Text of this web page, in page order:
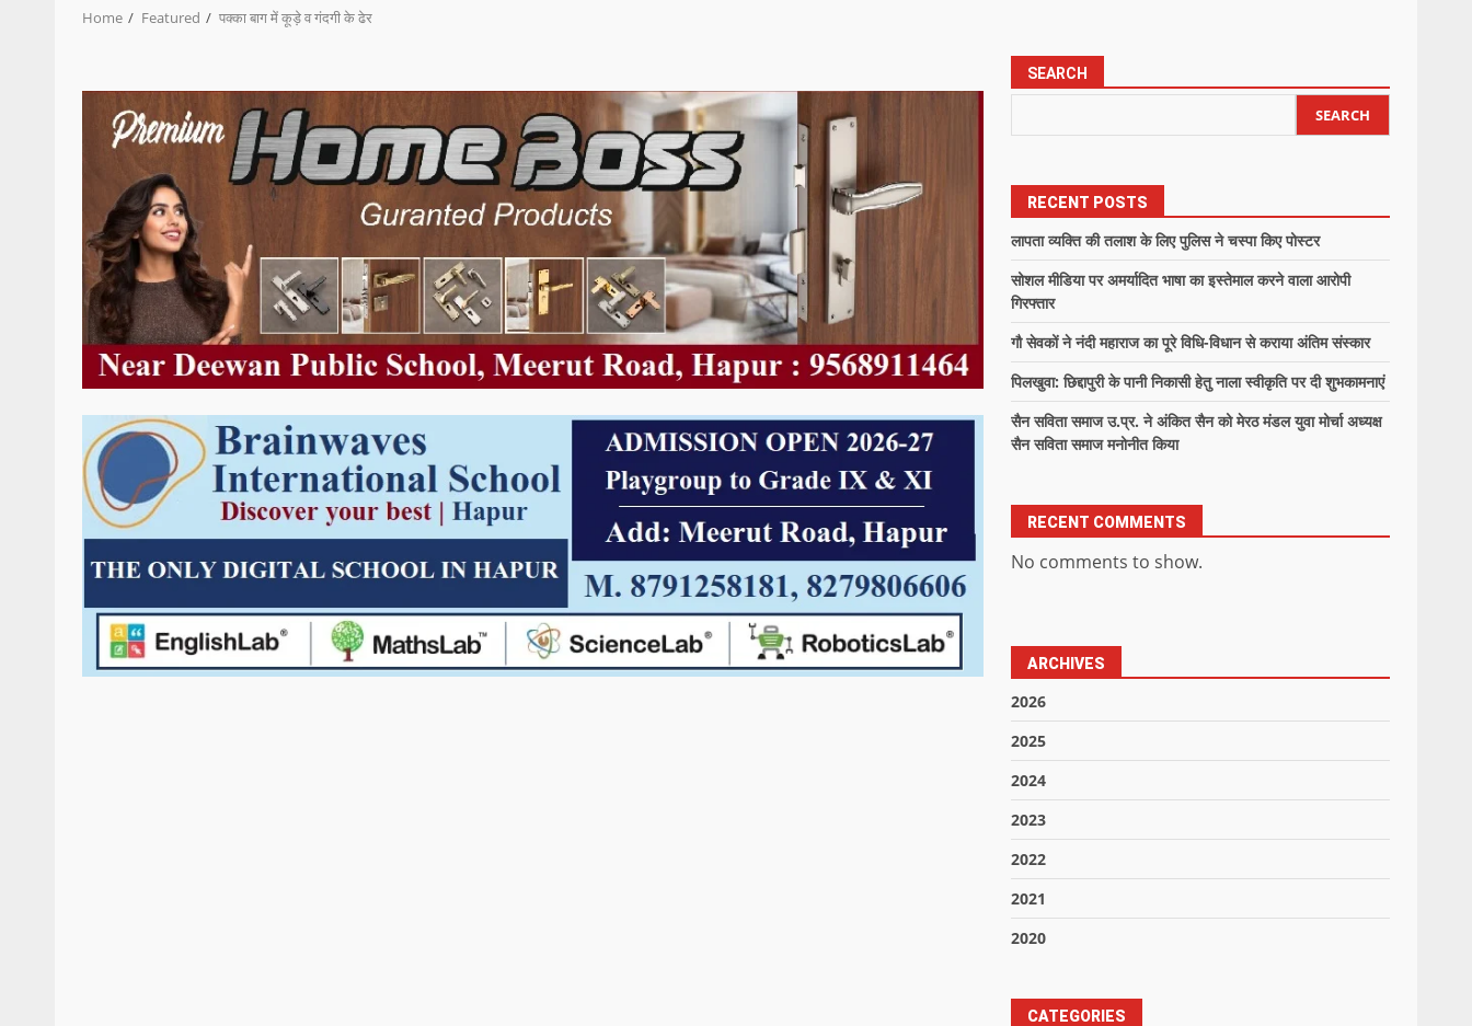
Home Featured पक्का बाग में कूड़े व गंदगी के ढेर
SEARCH
SEARCH
RECENT POSTS
लापता व्यक्ति की तलाश के लिए पुलिस ने चस्पा किए पोस्टर
सोशल मीडिया पर अमर्यादित भाषा का इस्तेमाल करने वाला आरोपी
गिरफ्तार
गौ सेवकों ने नंदी महाराज का पूरे विधि-विधान से कराया अंतिम संस्कार
पिलखुवा: छिद्दापुरी के पानी निकासी हेतु नाला स्वीकृति पर दी शुभकामनाएं
सैन सविता समाज उ.प्र. ने अंकित सैन को मेरठ मंडल युवा मोर्चा अध्यक्ष
सैन सविता समाज मनोनीत किया
RECENT COMMENTS
No comments to show.
ARCHIVES
2026
2025
2024
2023
2022
2021
2020
CATEGORIES